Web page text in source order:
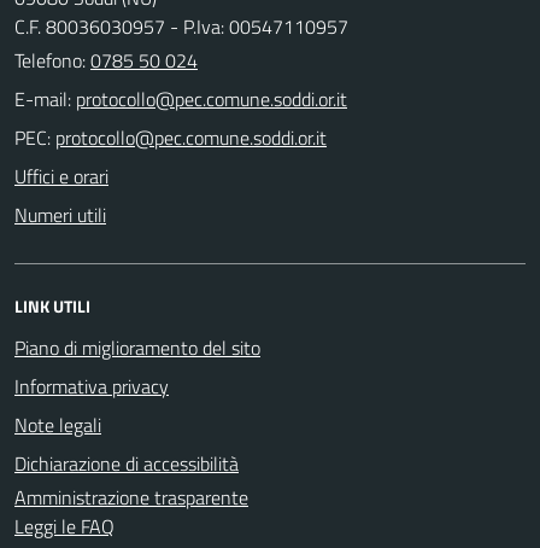
C.F. 80036030957 - P.Iva: 00547110957
Telefono:0785 50 024
E-mail:
PEC:
Uffici e orari
Numeri utili
LINK UTILI
Piano di miglioramento del sito
Informativa privacy
Note legali
Dichiarazione di accessibilità
Amministrazione trasparente
Leggi le FAQ